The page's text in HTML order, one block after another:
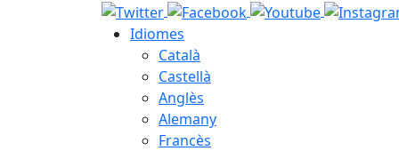
Idiomes
Català
Castellà
Anglès
Alemany
Francès